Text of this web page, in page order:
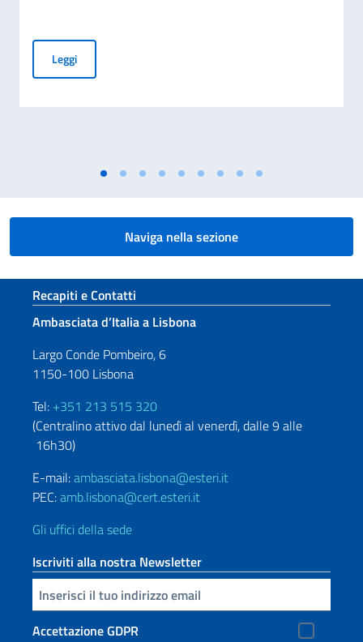
LeggiCessazione della validità della carta d’identità cartacea
Naviga nella sezione
Sezione footer
Recapiti e Contatti
Ambasciata d’Italia a Lisbona
Largo Conde Pombeiro, 6
1150-100 Lisbona
Tel: +351 213 515 320
(Centralino attivo dal lunedì al venerdì, dalle 9 alle
16h30)
E-mail:ambasciata.lisbona@esteri.it
PEC:amb.lisbona@cert.esteri.it
Gli uffici della sede
Iscriviti alla nostra Newsletter
Inserisci la tua email
Accettazione GDPR